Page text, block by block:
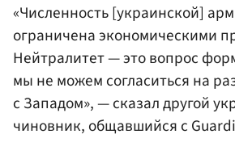
«Численность [украинской]
ограничена экономическими
Нейтралитет — это вопрос
мы не можем согласиться на
с Западом», — сказал другой
чиновник, общавшийся с